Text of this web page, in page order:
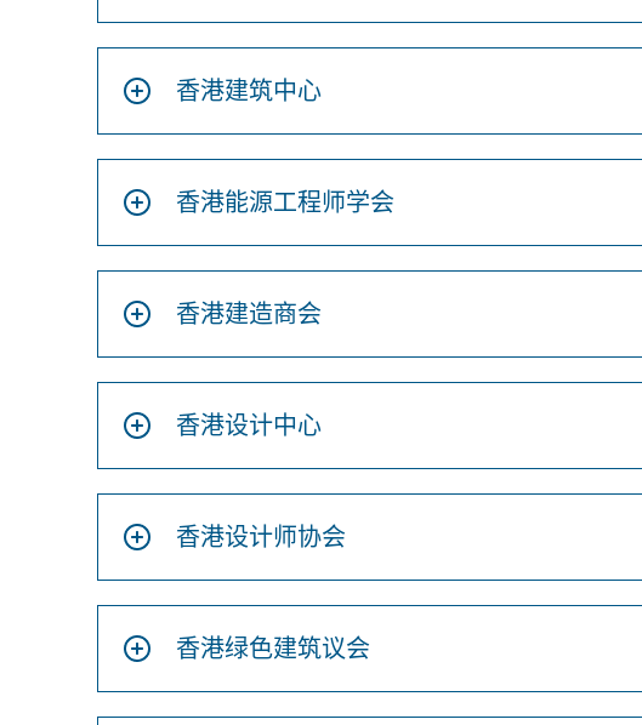
香港建筑中心
香港能源工程师学会
香港建造商会
香港设计中心
香港设计师协会
香港绿色建筑议会